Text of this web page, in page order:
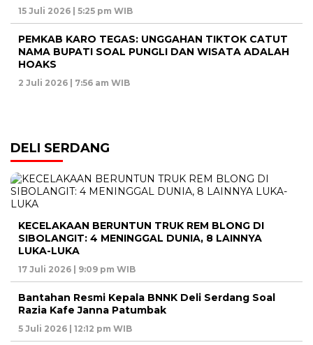
15 Juli 2026 | 5:25 pm WIB
PEMKAB KARO TEGAS: UNGGAHAN TIKTOK CATUT
NAMA BUPATI SOAL PUNGLI DAN WISATA ADALAH
HOAKS
2 Juli 2026 | 7:56 am WIB
DELI SERDANG
KECELAKAAN BERUNTUN TRUK REM BLONG DI
SIBOLANGIT: 4 MENINGGAL DUNIA, 8 LAINNYA
LUKA-LUKA
17 Juli 2026 | 9:09 pm WIB
Bantahan Resmi Kepala BNNK Deli Serdang Soal
Razia Kafe Janna Patumbak
5 Juli 2026 | 12:12 pm WIB